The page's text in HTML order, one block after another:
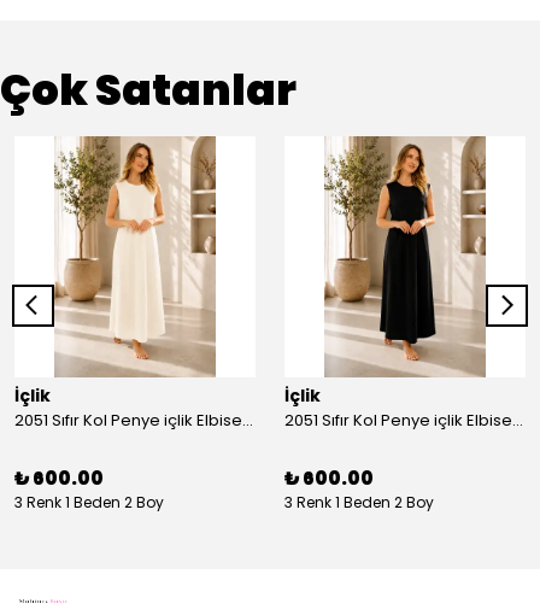
Çok Satanlar
İçlik
2051 Sıfır Kol Penye içlik Elbise - Ekru
₺ 600.00
3 Renk 1 Beden 2 Boy
İçlik
2051 Sıfır Kol Penye içlik Elbise - Siyah
₺ 600.00
3 Renk 1 Beden 2 Boy